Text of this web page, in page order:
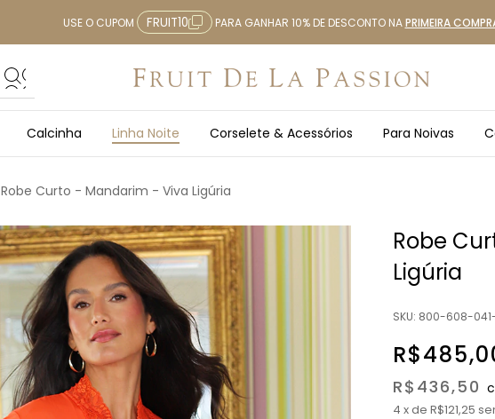
USE O CUPOM FRUIT10 PARA GANHAR 10% DE DESCONTO NAPRIMEIRA
Calcinha Linha Noite Corselete & Acessórios Para Noivas
Robe Curto - Mandarim - Viva Ligúria
Robe
Ligúria
SKU: 800-608-
R$436,50
4 xde R$121,25